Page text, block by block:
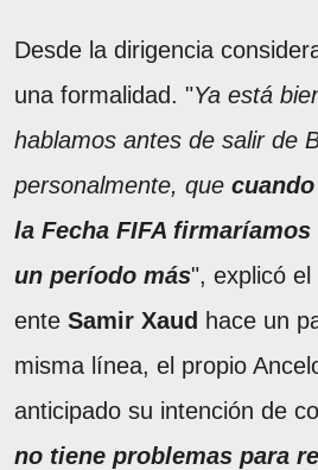
Desde la dirigencia
una formalidad. "Ya está
hablamos antes de salir de
personalmente, que
la Fecha FIFA
un período más", explicó el
ente Samir Xaud hace un
misma línea, el propio
anticipado su intención de
no tiene problemas para